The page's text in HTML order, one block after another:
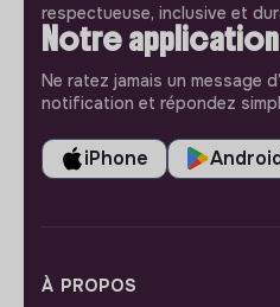
respectueuse, inclusive et
Notre
Ne ratez jamais un message
notification et répondez
iPhone
À PROPOS